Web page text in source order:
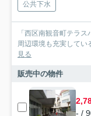
公共下水
「西区南観音町テラ
周辺環境も充実して
見る
販売中の物件
- /